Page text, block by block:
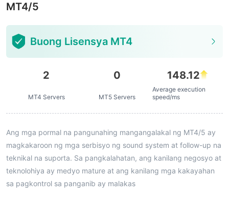
MT4/5
Buong Lisensya MT4
2
MT4 Servers
0
MT5 Servers
148.12
Average execution
speed/ms
Ang mga pormal na pangunahing mangangalakal ng MT4/5 ay
magkakaroon ng mga serbisyo ng sound system at follow-up na
teknikal na suporta. Sa pangkalahatan, ang kanilang negosyo at
teknolohiya ay medyo mature at ang kanilang mga kakayahan
sa pagkontrol sa panganib ay malakas